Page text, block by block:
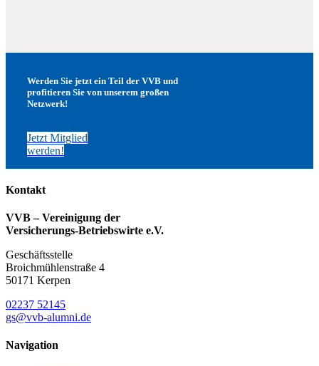
Werden Sie jetzt ein Teil der VVB und
profitieren Sie von unserem großen
Netzwerk!
Jetzt Mitglied
werden!
Kontakt
VVB – Vereinigung der
Versicherungs-Betriebswirte e.V.
Geschäftsstelle
Broichmühlenstraße 4
50171 Kerpen
02237 52145
gs@vvb-alumni.de
Navigation